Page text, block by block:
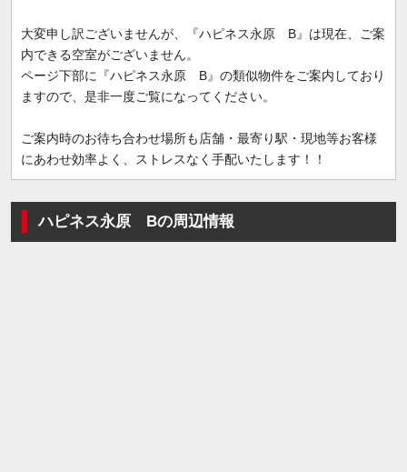
大変申し訳ございませんが、『ハピネス永原 B』は現在、ご案
内できる空室がございません。
ページ下部に『ハピネス永原 B』の類似物件をご案内しており
ますので、是非一度ご覧になってください。
ご案内時のお待ち合わせ場所も店舗・最寄り駅・現地等お客様
にあわせ効率よく、ストレスなく手配いたします！！
ハピネス永原 Bの周辺情報